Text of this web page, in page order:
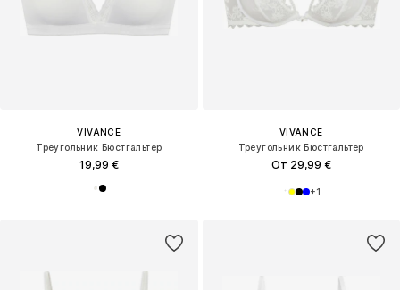
VIVANCE
Треугольник Бюстгальтер
19,99 €
VIVANCE
Треугольник Бюстгальтер
От 29,99 €
+1